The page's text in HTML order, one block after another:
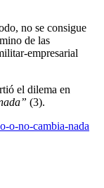
no se consigue
de las
empresarial
el dilema en
(3).
o-no-cambia-nada